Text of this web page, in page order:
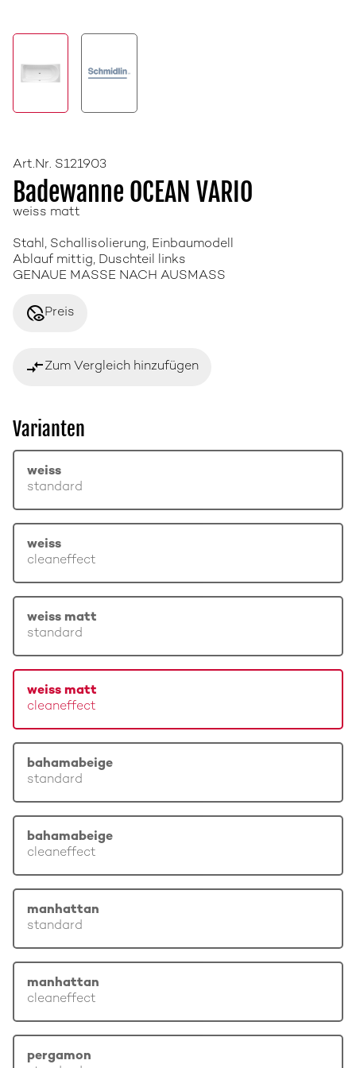
Art.Nr. S121903
Badewanne OCEAN VARIO
weiss matt
Stahl, Schallisolierung, Einbaumodell
Ablauf mittig, Duschteil links
GENAUE MASSE NACH AUSMASS
disabled_visiblePreis
compare_arrowsZum Vergleich hinzufügen
Varianten
weiss
standard
weiss
cleaneffect
weiss matt
standard
weiss matt
cleaneffect
bahamabeige
standard
bahamabeige
cleaneffect
manhattan
standard
manhattan
cleaneffect
pergamon